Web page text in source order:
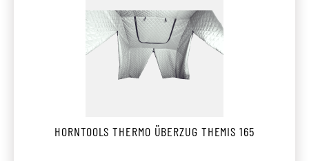
HORNTOOLS THERMO ÜBERZUG THEMIS 165